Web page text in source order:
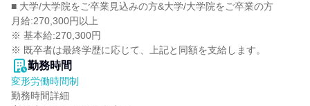
■ 大学/大学院をご卒業見込みの方&大学/大学院をご卒業の方
月給:270,300円以上
※ 基本給:270,300円
※ 既卒者は最終学歴に応じて、上記と同額を支給します。
勤務時間
変形労働時間制
勤務時間詳細